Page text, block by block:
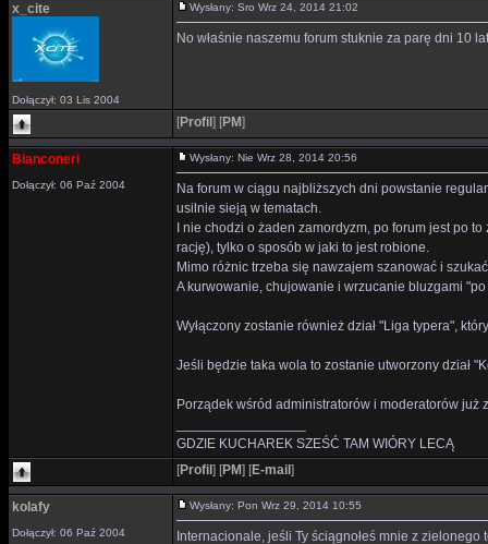
x_cite
Dołączył: 03 Lis 2004
Wysłany: Sro Wrz 24, 2014 21:02
No właśnie naszemu forum stuknie za parę dni 10
[Profil ] [PM]
Bianconeri
Dołączył: 06 Paź 2004
Wysłany: Nie Wrz 28, 2014 20:56
Na forum w ciągu najbliższych dni powstanie
usilnie sieją w tematach.
I nie chodzi o żaden zamordyzm, po forum jest po
rację), tylko o sposób w jaki to jest robione.
Mimo różnic trzeba się nawzajem szanować i
A kurwowanie, chujowanie i wrzucanie bluzgami
Wyłączony zostanie również dział "Liga typera",
Jeśli będzie taka wola to zostanie utworzony dział
Porządek wśród administratorów i moderatorów już
GDZIE KUCHAREK SZEŚĆ TAM WIÓRY LECĄ
[Profil ] [PM] [E-mail ]
kolafy
Dołączył: 06 Paź 2004
Wysłany: Pon Wrz 29, 2014 10:55
Internacionale, jeśli Ty ściągnołeś mnie z